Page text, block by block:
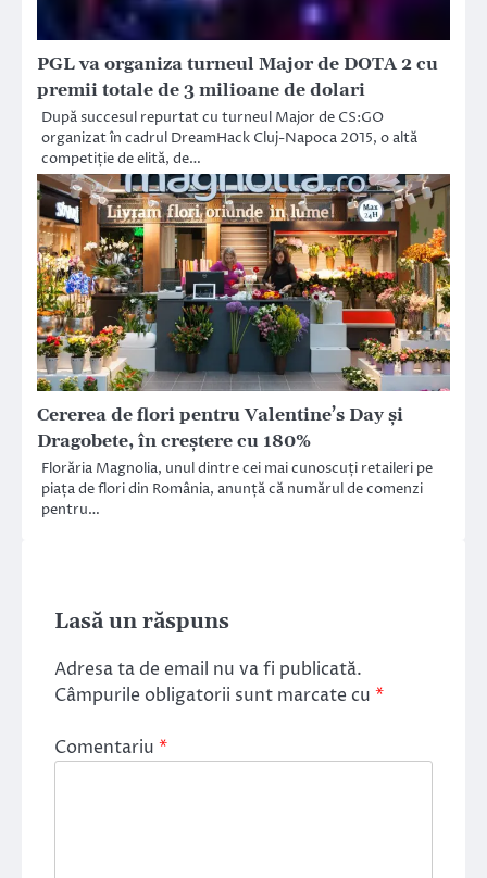
PGL va organiza turneul Major de DOTA 2 cu
premii totale de 3 milioane de dolari
După succesul repurtat cu turneul Major de CS:GO
organizat în cadrul DreamHack Cluj-Napoca 2015, o altă
competiție de elită, de…
Cererea de flori pentru Valentine’s Day și
Dragobete, în creștere cu 180%
Florăria Magnolia, unul dintre cei mai cunoscuți retaileri pe
piața de flori din România, anunță că numărul de comenzi
pentru…
Lasă un răspuns
Adresa ta de email nu va fi publicată.
Câmpurile obligatorii sunt marcate cu *
Comentariu *